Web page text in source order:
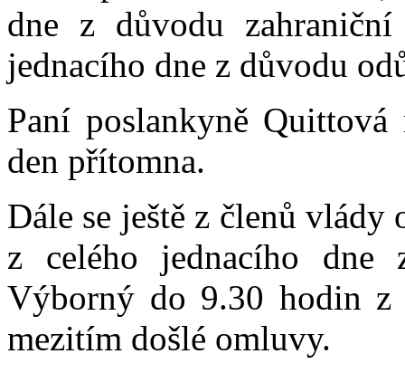
dne z důvodu
jednacího dne z důvodu
Paní poslankyně
den přítomna.
Dále se ještě z členů
z celého jednacího dne
Výborný do 9.30 hodin
mezitím došlé omluvy.